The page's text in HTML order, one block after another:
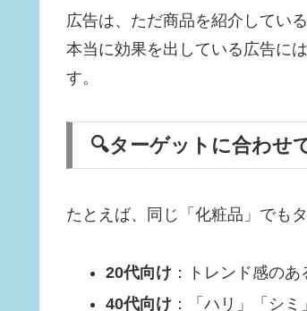
広告は、ただ商品を紹介してい
本当に効果を出している広告には
す。
🔍ターゲットに合わせ
たとえば、同じ「化粧品」でも
20代向け：トレンド感のあ
40代向け：「ハリ」「シミ